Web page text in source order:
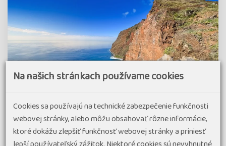
Na našich stránkach používame cookies
Cookies sa používajú na technické zabezpečenie funkčnosti
webovej stránky, alebo môžu obsahovať rôzne informácie,
ktoré dokážu zlepšiť funkčnosť webovej stránky a priniesť